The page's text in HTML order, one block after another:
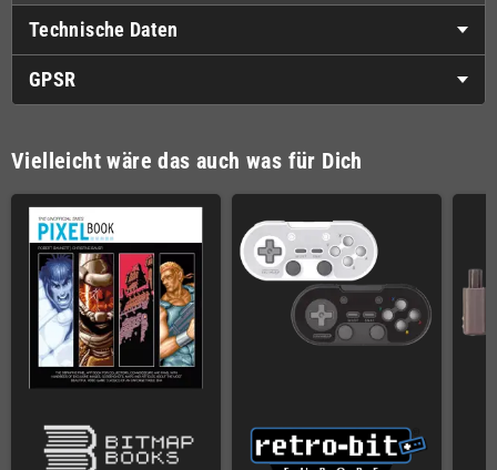
Technische Daten
GPSR
Vielleicht wäre das auch was für Dich